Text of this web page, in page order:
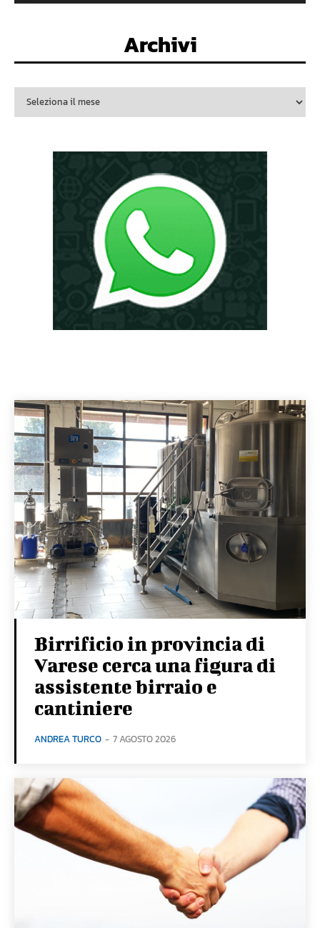
Archivi
Birrificio in provincia di
Varese cerca una figura di
assistente birraio e
cantiniere
ANDREA TURCO - 7 AGOSTO 2026